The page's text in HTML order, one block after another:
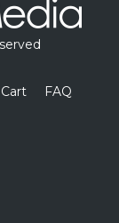
Cart FAQ